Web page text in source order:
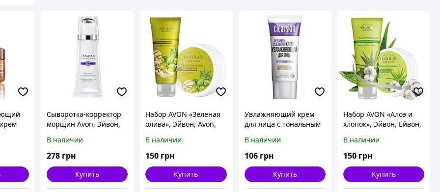
Е
Сыворотка-корректор
морщин Avon, Эйвон,
В наличии
278 грн
Купить
Набор AVON «Зеленая
олива», Эйвон, Avon,
В наличии
150 грн
Купить
Увлажняющий крем
для лица с тональным
проблемной кожи»
Avon, Эйвон, Ейвон
В наличии
106 грн
Купить
Набор AVON «Алоэ и
хлопок», Эйвон, Ейвон,
В наличии
150 грн
Купить